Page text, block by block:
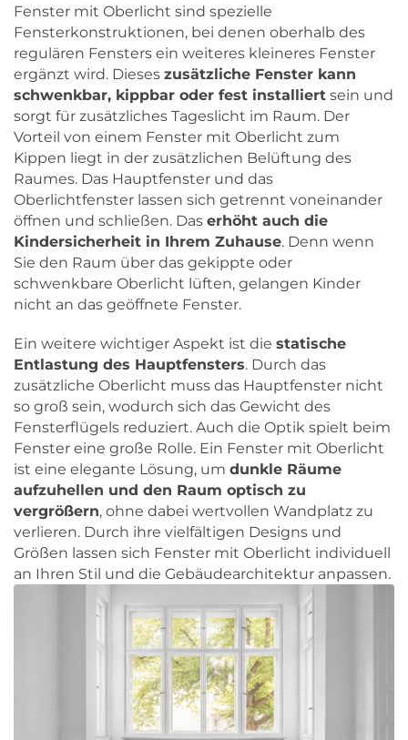
Fenster mit Oberlicht sind spezielle
Fensterkonstruktionen, bei denen oberhalb des
regulären Fensters ein weiteres kleineres Fenster
ergänzt wird. Dieses zusätzliche Fenster kann
schwenkbar, kippbar oder fest installiert sein und
sorgt für zusätzliches Tageslicht im Raum. Der
Vorteil von einem Fenster mit Oberlicht zum
Kippen liegt in der zusätzlichen Belüftung des
Raumes. Das Hauptfenster und das
Oberlichtfenster lassen sich getrennt voneinander
öffnen und schließen. Das erhöht auch die
Kindersicherheit in Ihrem Zuhause. Denn wenn
Sie den Raum über das gekippte oder
schwenkbare Oberlicht lüften, gelangen Kinder
nicht an das geöffnete Fenster.
Ein weitere wichtiger Aspekt ist die statische
Entlastung des Hauptfensters. Durch das
zusätzliche Oberlicht muss das Hauptfenster nicht
so groß sein, wodurch sich das Gewicht des
Fensterflügels reduziert. Auch die Optik spielt beim
Fenster eine große Rolle. Ein Fenster mit Oberlicht
ist eine elegante Lösung, um dunkle Räume
aufzuhellen und den Raum optisch zu
vergrößern, ohne dabei wertvollen Wandplatz zu
verlieren. Durch ihre vielfältigen Designs und
Größen lassen sich Fenster mit Oberlicht individuell
an Ihren Stil und die Gebäudearchitektur anpassen.